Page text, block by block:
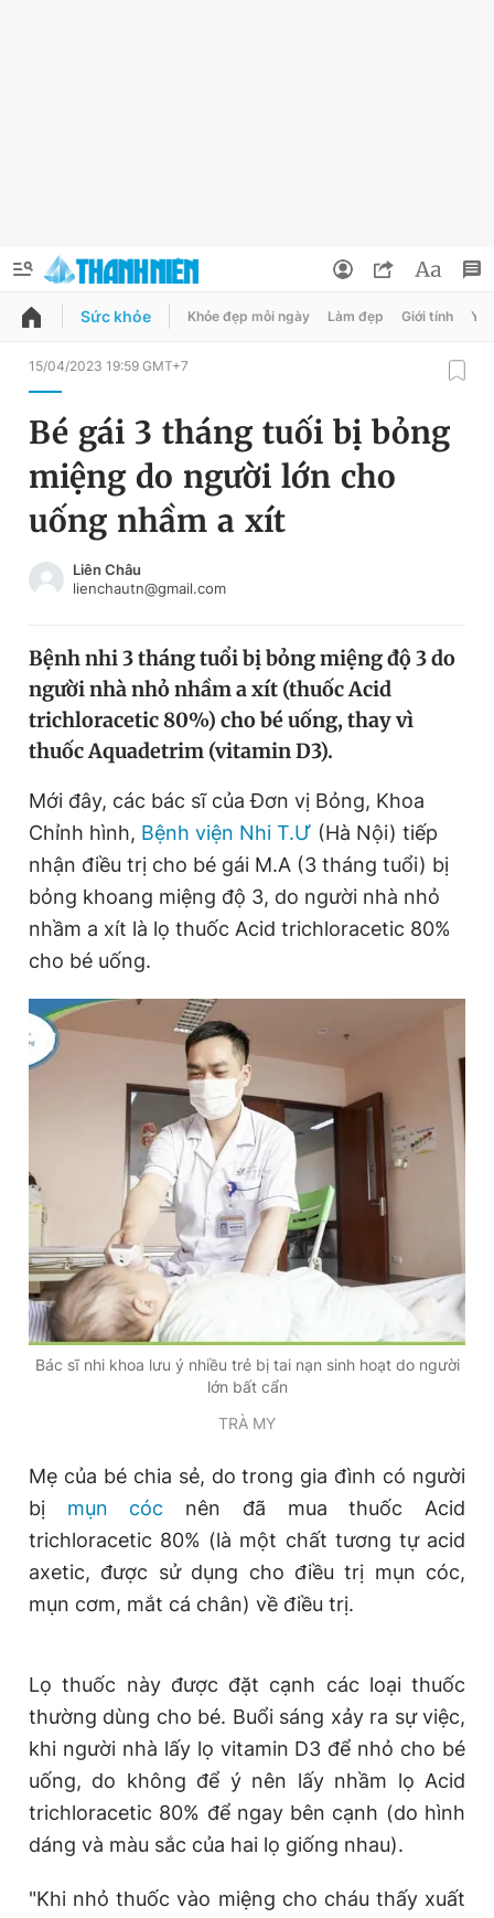
QUẢNG CÁO ĐẶT BÁO
Chuyên mục
Chuyên mục khác
Chào ngày mới
Video Magazine
Tiện ích Bạn cần biết
Thông tin tòa soạn Liên hệ quảng cáo
Đọc Thanh Niên trên điện thoại
Theo dõi báo trên
Hotline
0906 645 777
Liên hệ quảng cáo
0908 780 404
Đặt báo Quảng cáo RSS Tòa soạn Chính sách bảo
Tổng biên tập: Nguyễn Ngọc Toàn
Phó tổng biên tập: Lâm Hiếu Dũng
Tổng thư ký tòa soạn: Đức Trung
Giấy phép xuất bản số 110/GP - BTTTT cấp ngày 24.3.2020
© 2003-2026 Bản quyền thuộc về Báo Thanh Niên. Cấm sao
chép dưới mọi hình thức nếu không có sự chấp thuận bằng văn
bản. Phát triển bởi ePi Technologies, JSC.
Đổi mật khẩu
Tin đã lưu
Tin đã xem
Sức khỏe Khỏe đẹp mỗi ngày Làm đẹp Giới tính Y
15/04/2023 19:59 GMT+7
Bé gái 3 tháng tuối bị bỏng
miệng do người lớn cho
uống nhầm a xít
Liên Châu
lienchautn@gmail.com
Bệnh nhi 3 tháng tuổi bị bỏng miệng độ 3 do
người nhà nhỏ nhầm a xít (thuốc Acid
trichloracetic 80%) cho bé uống, thay vì
thuốc Aquadetrim (vitamin D3).
Mới đây, các bác sĩ của Đơn vị Bỏng, Khoa
Chỉnh hình, Bệnh viện Nhi T.Ư (Hà Nội) tiếp
nhận điều trị cho bé gái M.A (3 tháng tuổi) bị
bỏng khoang miệng độ 3, do người nhà nhỏ
nhầm a xít là lọ thuốc Acid trichloracetic 80%
cho bé uống.
Bác sĩ nhi khoa lưu ý nhiều trẻ bị tai nạn sinh hoạt do người
lớn bất cẩn
TRÀ MY
Mẹ của bé chia sẻ, do trong gia đình có người
bị mụn cóc nên đã mua thuốc Acid
trichloracetic 80% (là một chất tương tự acid
axetic, được sử dụng cho điều trị mụn cóc,
mụn cơm, mắt cá chân) về điều trị.
Lọ thuốc này được đặt cạnh các loại thuốc
thường dùng cho bé. Buổi sáng xảy ra sự việc,
khi người nhà lấy lọ vitamin D3 để nhỏ cho bé
uống, do không để ý nên lấy nhầm lọ Acid
trichloracetic 80% để ngay bên cạnh (do hình
dáng và màu sắc của hai lọ giống nhau).
"Khi nhỏ thuốc vào miệng cho cháu thấy xuất